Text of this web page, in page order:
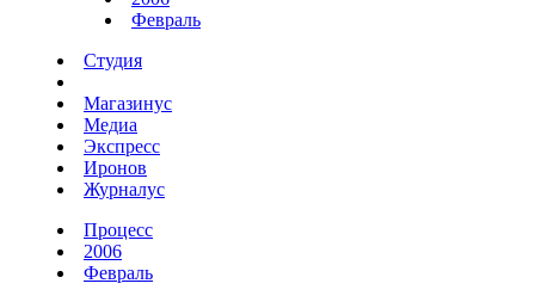
Февраль
Студия
Магазинус
Медиа
Экспресс
Иронов
Журналус
Процесс
2006
Февраль